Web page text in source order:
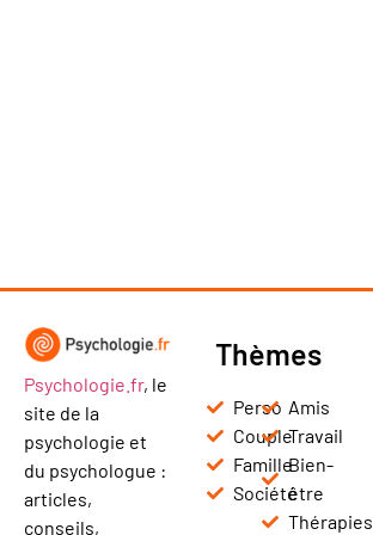
Psychologie.fr, le
site de la
psychologie et
du psychologue :
articles,
conseils,
Thèmes
Perso
Couple
Famille
Société
Amis
Travail
Bien-
être
Thérapies